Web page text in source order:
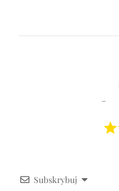
Subskrybuj